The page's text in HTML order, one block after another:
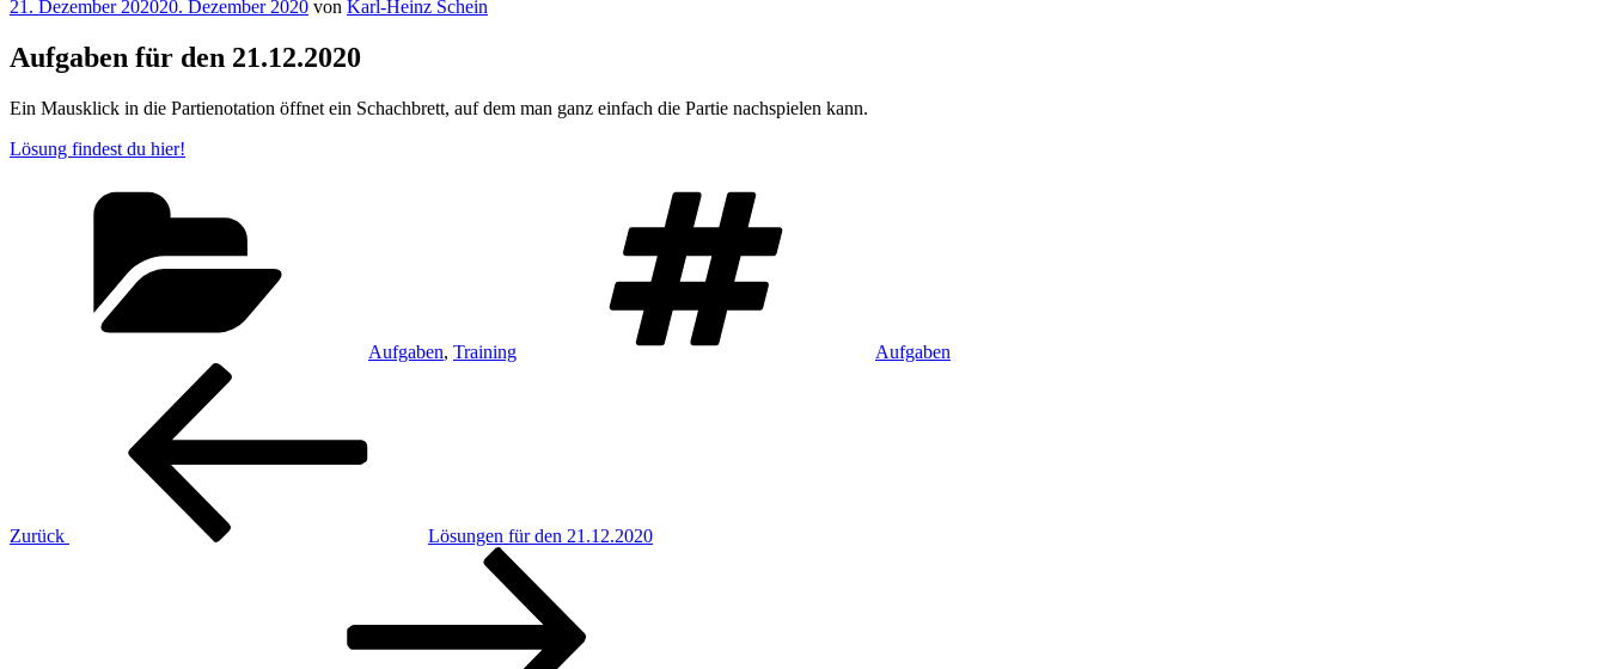
Veröffentlicht
21. Dezember 202020. Dezember 2020 von Karl-Heinz Schein
Aufgaben für den 21.12.2020
Ein Mausklick in die Partienotation öffnet ein Schachbrett, auf dem man ganz einfach die Partie nachspielen kann.
Lösung findest du hier!
Aufgaben, Training Aufgaben
Beitragsnavigation
Zurück
Lösungen für den 21.12.2020